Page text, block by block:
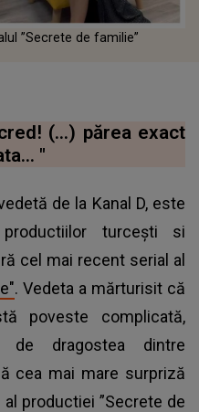
”Secrete de familie”
(...) părea exact
"
de la Kanal D, este
turcești si
cel mai recent serial al
. Vedeta a mărturisit că
poveste complicată,
dragostea dintre
cea mai mare surpriză
productiei ”Secrete de